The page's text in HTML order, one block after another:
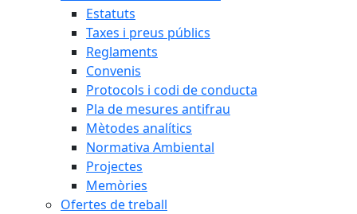
Estatuts
Taxes i preus públics
Reglaments
Convenis
Protocols i codi de conducta
Pla de mesures antifrau
Mètodes analítics
Normativa Ambiental
Projectes
Memòries
Ofertes de treball